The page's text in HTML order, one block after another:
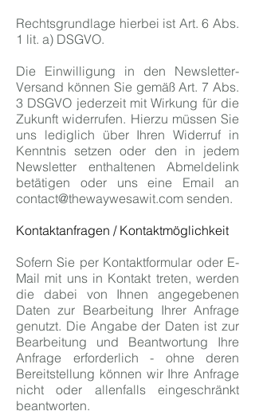
Rechtsgrundlage hierbei ist Art. 6 Abs.
1 lit. a) DSGVO.
Die Einwilligung in den Newsletter-
Versand können Sie gemäß Art. 7 Abs.
3 DSGVO jederzeit mit Wirkung für die
Zukunft widerrufen. Hierzu müssen Sie
uns lediglich über Ihren Widerruf in
Kenntnis setzen oder den in jedem
Newsletter enthaltenen Abmeldelink
betätigen oder uns eine Email an
contact@thewaywesawit.com senden.
Kontaktanfragen / Kontaktmöglichkeit
Sofern Sie per Kontaktformular oder E-
Mail mit uns in Kontakt treten, werden
die dabei von Ihnen angegebenen
Daten zur Bearbeitung Ihrer Anfrage
genutzt. Die Angabe der Daten ist zur
Bearbeitung und Beantwortung Ihre
Anfrage erforderlich - ohne deren
Bereitstellung können wir Ihre Anfrage
nicht oder allenfalls eingeschränkt
beantworten.